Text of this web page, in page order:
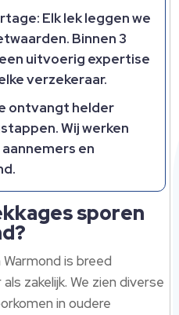
Elk lek leggen we
Binnen 3
uitvoerig expertise
verzekeraar.​
ontvangt helder
Wij werken
en
sporen
is breed
zakelijk.​ We zien diverse
in oudere